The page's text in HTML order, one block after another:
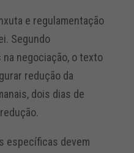
e regulamentação
Segundo
negociação, o texto
redução da
dois dias de
específicas devem